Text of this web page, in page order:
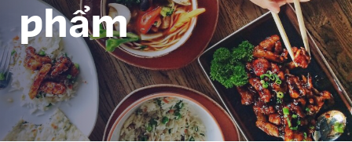
phẩm